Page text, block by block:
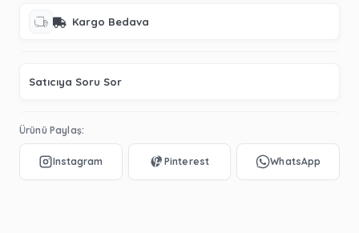
Kargo Bedava
Satıcıya Soru Sor
Ürünü Paylaş: